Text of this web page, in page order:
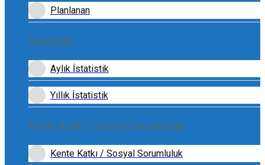
Planlanan
İstatistik
Aylık İstatistik
Yıllık İstatistik
Kente Katkı / Sosyal Sorumluluk
Kente Katkı / Sosyal Sorumluluk